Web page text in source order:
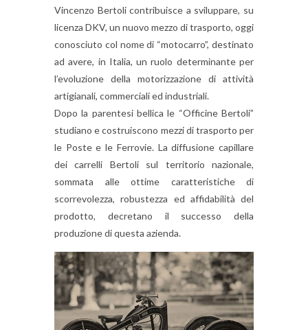
Vincenzo Bertoli contribuisce a sviluppare, su
licenza DKV, un nuovo mezzo di trasporto, oggi
conosciuto col nome di “motocarro”, destinato
ad avere, in Italia, un ruolo determinante per
l’evoluzione della motorizzazione di attività
artigianali, commerciali ed industriali.
Dopo la parentesi bellica le “Officine Bertoli”
studiano e costruiscono mezzi di trasporto per
le Poste e le Ferrovie. La diffusione capillare
dei carrelli Bertoli sul territorio nazionale,
sommata alle ottime caratteristiche di
scorrevolezza, robustezza ed affidabilità del
prodotto, decretano il successo della
produzione di questa azienda.